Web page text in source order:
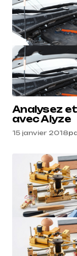
Analysez
avec Alyze
15 janvier 2018